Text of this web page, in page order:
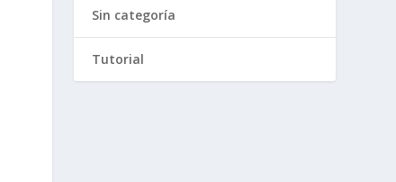
Sin categoría
Tutorial